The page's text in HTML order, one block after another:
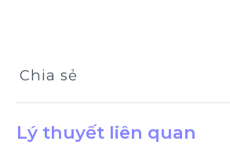
Chia sẻ
Lý thuyết liên quan